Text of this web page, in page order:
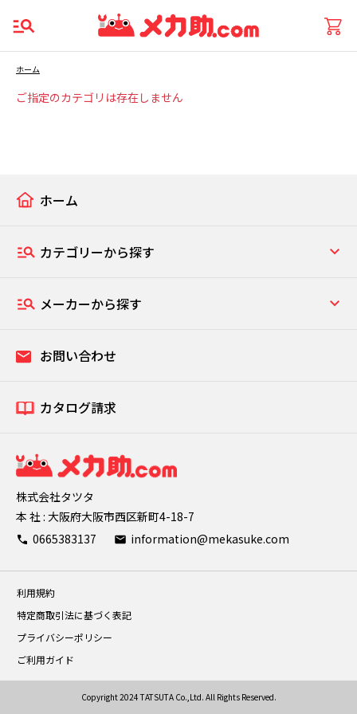
ホーム
ご指定のカテゴリは存在しません
株式会社タツタ
本 社 : 大阪府大阪市西区新町4-18-7
0665383137
information@mekasuke.com
ホーム
カテゴリーから探す
メーカーから探す
お問い合わせ
カタログ請求
利用規約
特定商取引法に基づく表記
プライバシーポリシー
ご利用ガイド
Copyright 2024 TATSUTA Co.,Ltd. All Rights Reserved.